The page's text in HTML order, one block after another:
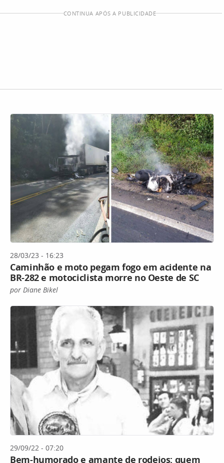
CONTINUA APÓS A PUBLICIDADE
28/03/23 - 16:23
Caminhão e moto pegam fogo em acidente na
BR-282 e motociclista morre no Oeste de SC
por Diane Bikel
29/09/22 - 07:20
Bem-humorado e amante de rodeios: quem